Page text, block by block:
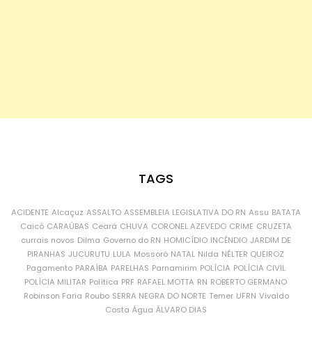
TAGS
ACIDENTE Alcaçuz ASSALTO ASSEMBLEIA LEGISLATIVA DO RN Assu BATATA
Caicó CARAÚBAS Ceará CHUVA CORONEL AZEVEDO CRIME CRUZETA
currais novos Dilma Governo do RN HOMICÍDIO INCÊNDIO JARDIM DE
PIRANHAS JUCURUTU LULA Mossoró NATAL Nilda NÉLTER QUEIROZ
Pagamento PARAÍBA PARELHAS Parnamirim POLÍCIA POLÍCIA CIVIL
POLÍCIA MILITAR Política PRF RAFAEL MOTTA RN ROBERTO GERMANO
Robinson Faria Roubo SERRA NEGRA DO NORTE Temer UFRN Vivaldo
Costa Água ÁLVARO DIAS